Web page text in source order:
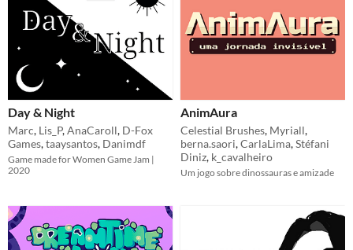
Day & Night
Marc, Lis_P,AnaCaroll, D-Fox
Games,taaysantos, Danimdf
Game made for Women Game Jam |
2020
AnimAura
Celestial Brushes, Myriall,
berna.saori,CarlaLima,Stéfani
Diniz, k_cavalheiro
Um jogo sobre dinossauras e amizade